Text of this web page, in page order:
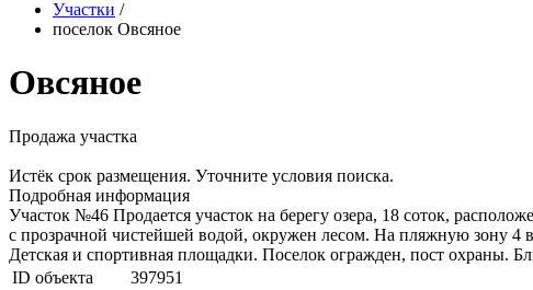
Участки /
поселок Овсяное
Овсяное
Продажа участка
Истёк срок размещения. Уточните условия поиска.
Подробная информация
Участок №46 Продается участок на берегу озера, 18 соток,
с прозрачной чистейшей водой, окружен лесом. На пляжную зону 4
Детская и спортивная площадки. Поселок огражден, пост охраны.
ID объекта
397951